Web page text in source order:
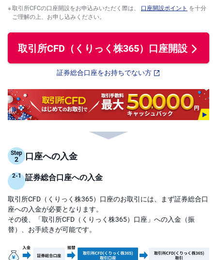
S
株
プ
シ
ン
先
物
・
オ
プ
シ
商
品
先
物
金
・
銀
・
プ
ラ
取引所CFCの口座開設をお申込みいただく際は、 口座開設ポイント を十分
ご理解の上、お申し込みください。
取引所CFD（くりっく株365） 口座開設
証券総合口座をお持ちでない方
Step 口座への入金
証券総合口座への入金
取引所CFD（くりっく株365）口座のお取引には、まず証券総合口
座への入金が必要となります。
その後、「取引所CFD（くりっく株365）口座」への入金（振
替）、お手続きが可能です。